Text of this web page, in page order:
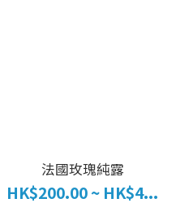
法國玫瑰純露
HK$200.00 ~ HK$4...